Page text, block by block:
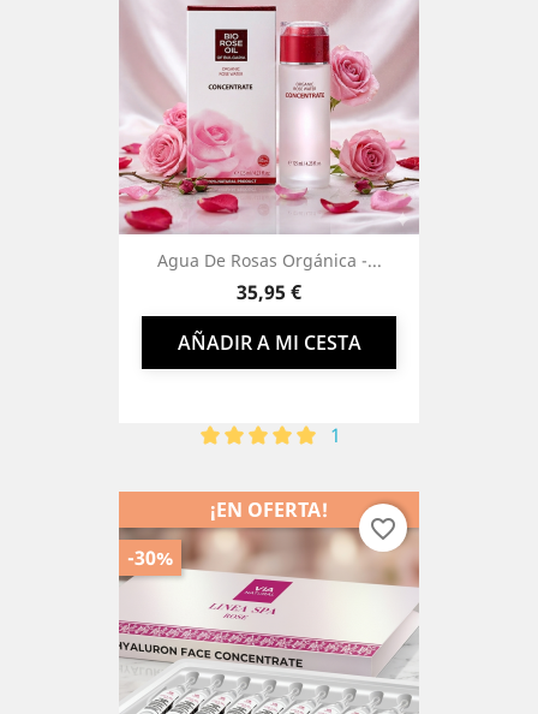
Agua De Rosas Orgánica -...
Precio
35,95 €
AÑADIR A MI CESTA
1
¡EN OFERTA!
-30%
favorite_border